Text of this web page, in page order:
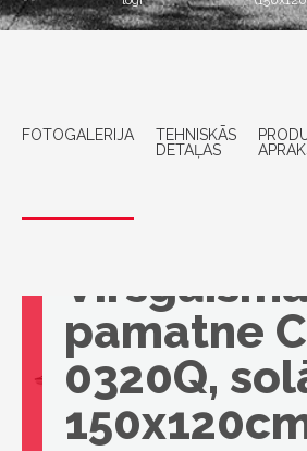
FOTOGALERIJA
TEHNISKĀS
DETAĻAS
pamatne
0320Q,